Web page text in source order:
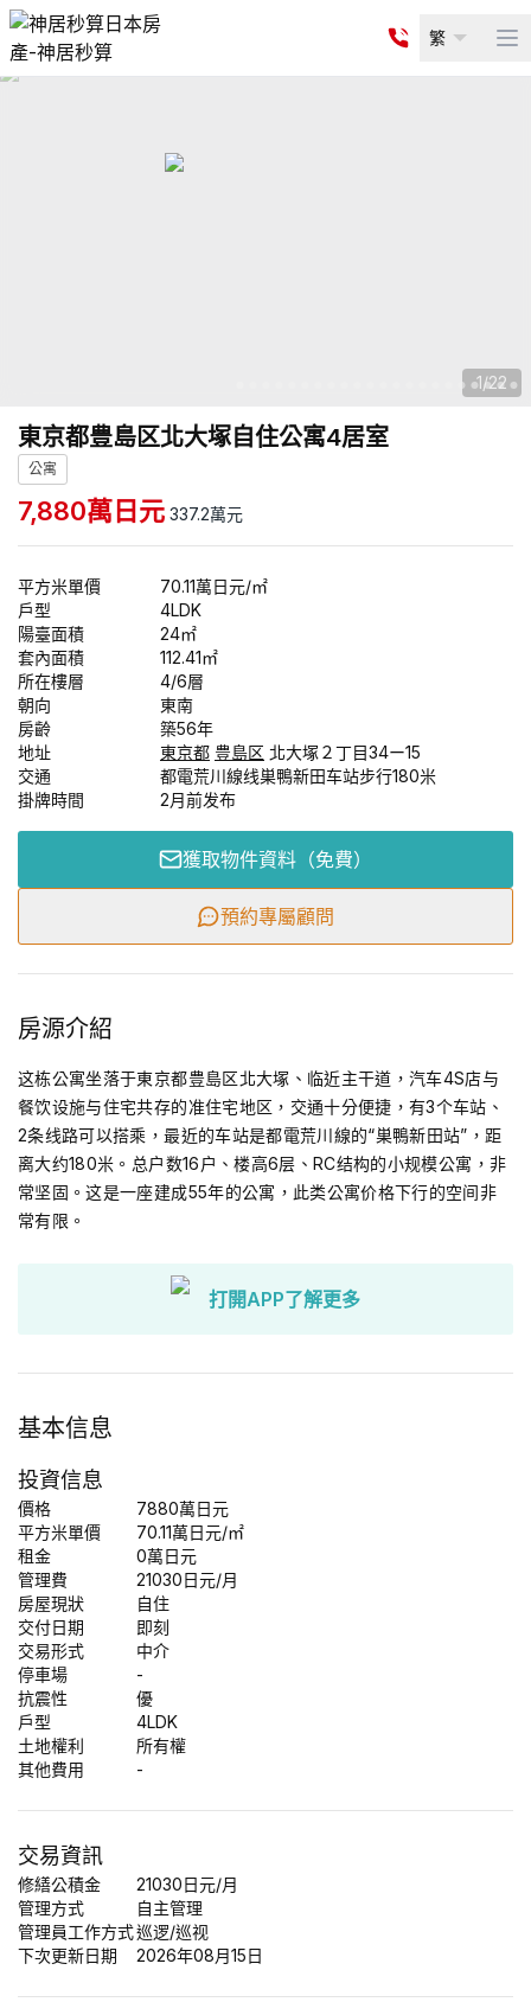
繁
1/22
東京都豊島区北大塚自住公寓4居室
公寓
7,880萬日元 337.2萬元
平方米單價 70.11萬日元/㎡
戶型
4LDK
陽臺面積
24㎡
套內面積
112.41㎡
所在樓層
4/6層
朝向
東南
房齡
築56年
地址
東京都 豊島区 北大塚２丁目34ー15
交通
都電荒川線线巣鴨新田车站步行180米
掛牌時間
2月前发布
獲取物件資料（免費）
預約專屬顧問
房源介紹
这栋公寓坐落于東京都豊島区北大塚、临近主干道，汽车4S店与
餐饮设施与住宅共存的准住宅地区，交通十分便捷，有3个车站、
2条线路可以搭乘，最近的车站是都電荒川線的“巣鴨新田站”，距
离大约180米。总户数16户、楼高6层、RC结构的小规模公寓，非
常坚固。这是一座建成55年的公寓，此类公寓价格下行的空间非
常有限。
打開APP了解更多
基本信息
投資信息
價格 7880萬日元
平方米單價
70.11萬日元/㎡
租金
0萬日元
管理費
21030日元/月
房屋現狀
自住
交付日期
即刻
交易形式
中介
停車場
-
抗震性
優
戶型
4LDK
土地權利
所有權
其他費用
-
交易資訊
修繕公積金
21030日元/月
管理方式
自主管理
管理員工作方式巡逻/巡视
下次更新日期
2026年08月15日